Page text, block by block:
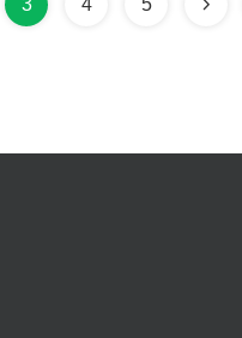
3 4 5